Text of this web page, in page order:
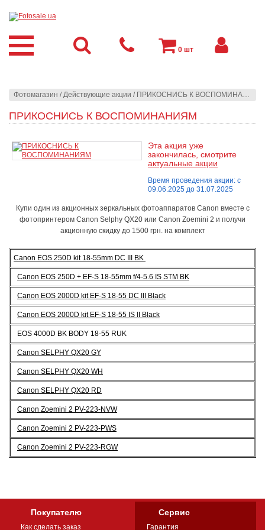
Фотомагазин /Действующие акции / ПРИКОСНИСЬ К ВОСПОМИНАНИЯМ
ПРИКОСНИСЬ К ВОСПОМИНАНИЯМ
Эта акция уже
закончилась, смотрите
актуальные акции
Время проведения акции: с
09.06.2025 до 31.07.2025
Купи один из акционных зеркальных фотоаппаратов Canon вместе с
фотопринтером Canon Selphy QX20 или Canon Zoemini 2 и получи
акционную скидку до 1500 грн. на комплект
Canon EOS 250D kit 18-55mm DC III BK
Canon EOS 250D + EF-S 18-55mm f/4-5.6 IS STM BK
Canon EOS 2000D kit EF-S 18-55 DC III Black
Canon EOS 2000D kit EF-S 18-55 IS II Black
EOS 4000D BK BODY 18-55 RUK
Canon SELPHY QX20 GY
Canon SELPHY QX20 WH
Canon SELPHY QX20 RD
Canon Zoemini 2 PV-223-NVW
Canon Zoemini 2 PV-223-PWS
Canon Zoemini 2 PV-223-RGW
0 шт
Покупателю
Как сделать заказ
Сервис
Гарантия